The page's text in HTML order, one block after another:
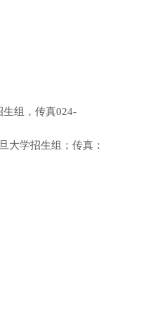
生组，传真024-
大学招生组；传真：